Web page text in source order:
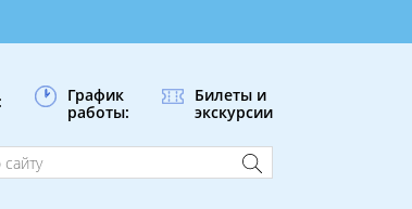
График
работы:
Билеты и
экскурсии